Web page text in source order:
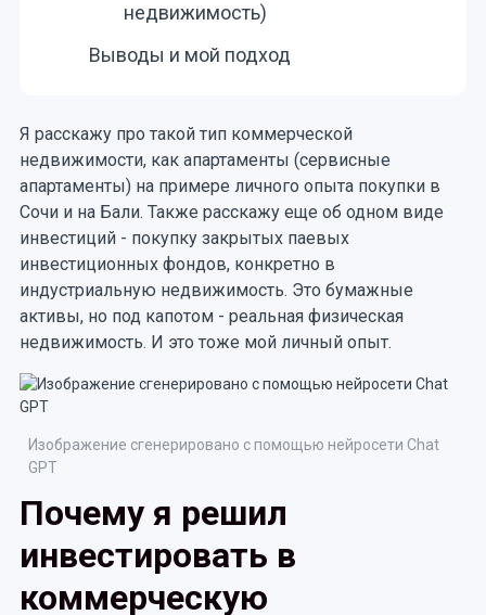
недвижимость)
Выводы и мой подход
Я расскажу про такой тип коммерческой
недвижимости, как апартаменты (сервисные
апартаменты) на примере личного опыта покупки в
Сочи и на Бали. Также расскажу еще об одном виде
инвестиций - покупку закрытых паевых
инвестиционных фондов, конкретно в
индустриальную недвижимость. Это бумажные
активы, но под капотом - реальная физическая
недвижимость. И это тоже мой личный опыт.
Изображение сгенерировано с помощью нейросети Chat
GPT
Почему я решил
инвестировать в
коммерческую